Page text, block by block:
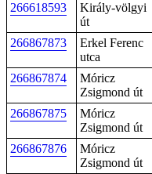
266618593
Király-völgyi
út
266867873
Erkel Ferenc
utca
266867874
Móricz
Zsigmond út
266867875
Móricz
Zsigmond út
266867876
Móricz
Zsigmond út